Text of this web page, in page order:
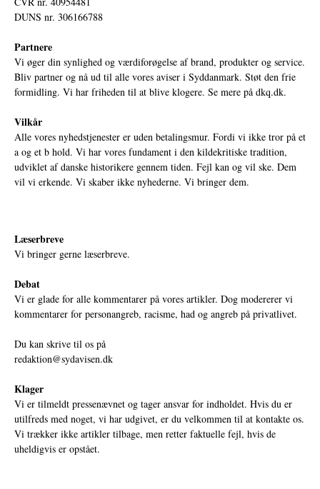
DUNS nr. 306166788
Partnere
Vi øger din synlighed og værdiforøgelse af brand, produkter og service.
Bliv partner og nå ud til alle vores aviser i Syddanmark. Støt den frie
formidling. Vi har friheden til at blive klogere. Se mere på dkq.dk.
Vilkår
Alle vores nyhedstjenester er uden betalingsmur. Fordi vi ikke tror på et
a og et b hold. Vi har vores fundament i den kildekritiske tradition,
udviklet af danske historikere gennem tiden. Fejl kan og vil ske. Dem
vil vi erkende. Vi skaber ikke nyhederne. Vi bringer dem.
Læserbreve
Vi bringer gerne læserbreve.
Debat
Vi er glade for alle kommentarer på vores artikler. Dog modererer vi
kommentarer for personangreb, racisme, had og angreb på privatlivet.
Du kan skrive til os på
redaktion@sydavisen.dk
Klager
Vi er tilmeldt pressenævnet og tager ansvar for indholdet. Hvis du er
utilfreds med noget, vi har udgivet, er du velkommen til at kontakte os.
Vi trækker ikke artikler tilbage, men retter faktuelle fejl, hvis de
uheldigvis er opstået.